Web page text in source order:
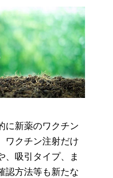
に新薬のワクチン
ワクチン注射だけ
、吸引タイプ、ま
認方法等も新たな